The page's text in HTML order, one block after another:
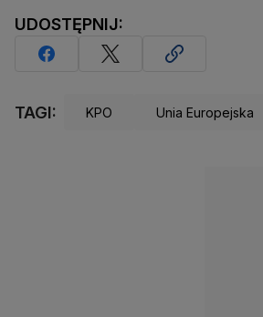
UDOSTĘPNIJ:
TAGI: KPO Unia Europejska